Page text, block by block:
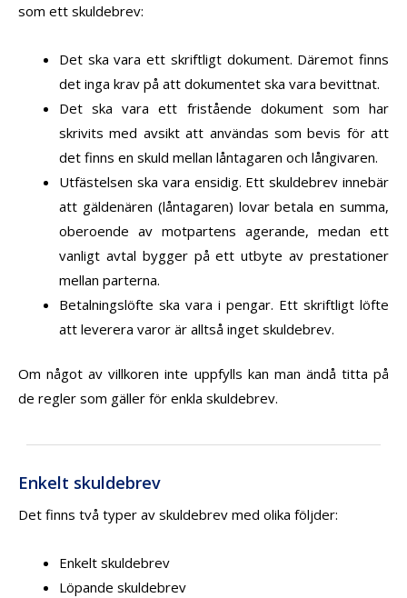
som ett skuldebrev:
Det ska vara ett skriftligt dokument. Däremot finns
det inga krav på att dokumentet ska vara bevittnat.
Det ska vara ett fristående dokument som har
skrivits med avsikt att användas som bevis för att
det finns en skuld mellan låntagaren och långivaren.
Utfästelsen ska vara ensidig. Ett skuldebrev innebär
att gäldenären (låntagaren) lovar betala en summa,
oberoende av motpartens agerande, medan ett
vanligt avtal bygger på ett utbyte av prestationer
mellan parterna.
Betalningslöfte ska vara i pengar. Ett skriftligt löfte
att leverera varor är alltså inget skuldebrev.
Om något av villkoren inte uppfylls kan man ändå titta på
de regler som gäller för enkla skuldebrev.
Enkelt skuldebrev
Det finns två typer av skuldebrev med olika följder:
Enkelt skuldebrev
Löpande skuldebrev